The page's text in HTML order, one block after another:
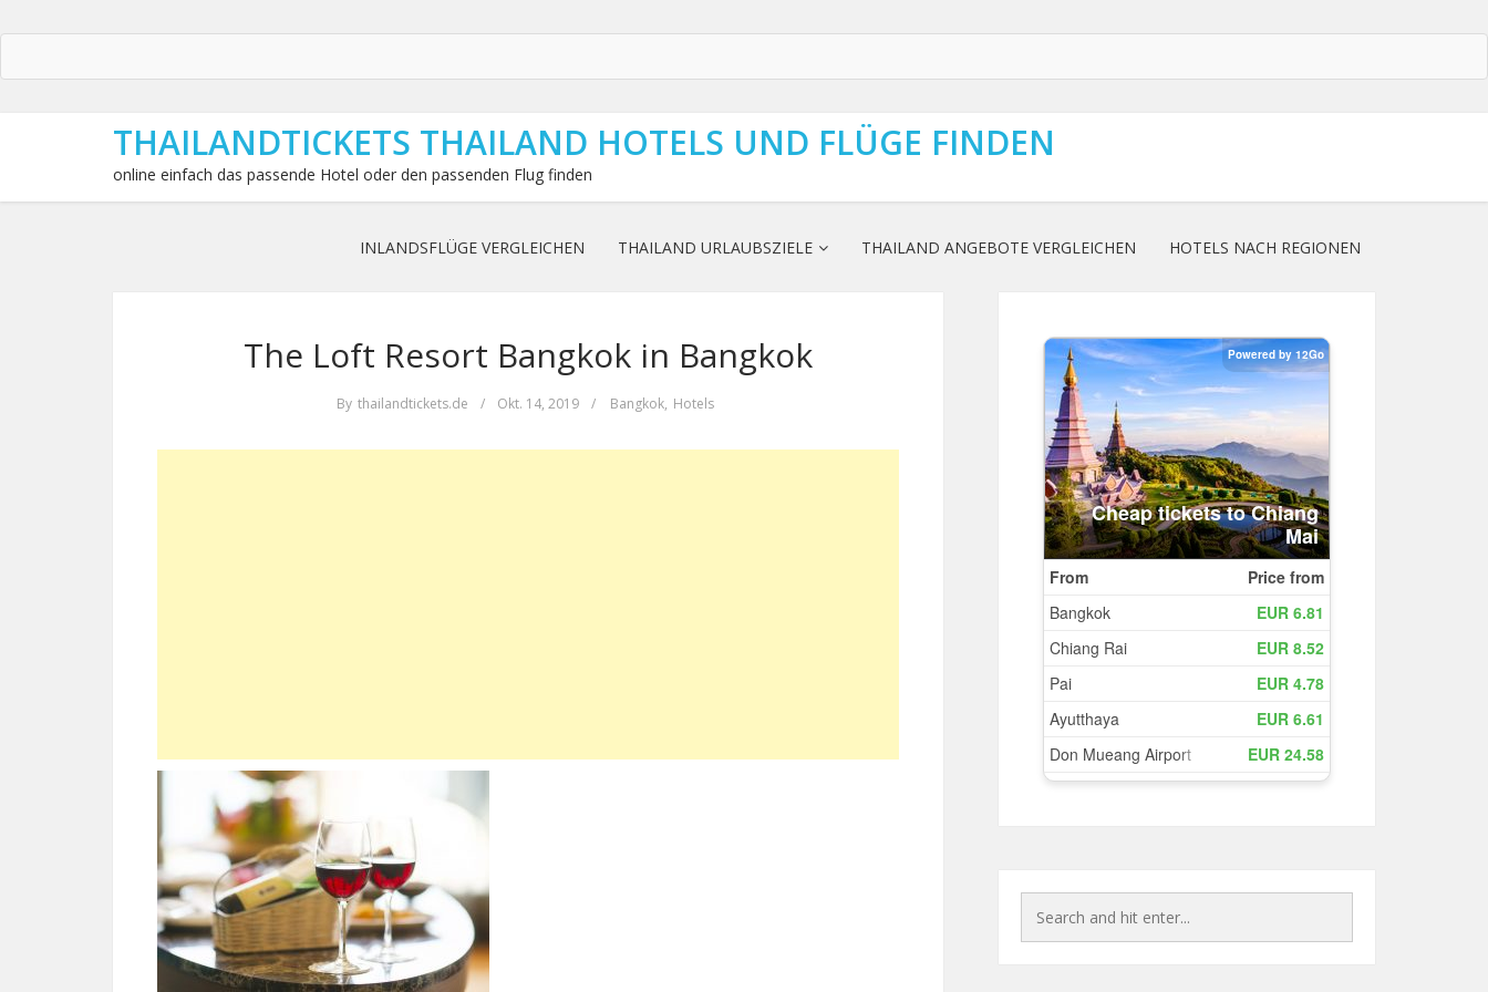
THAILANDTICKETS THAILAND HOTELS UND FLÜGE FINDEN
online einfach das passende Hotel oder den passenden Flug finden
INLANDSFLÜGE VERGLEICHEN THAILAND URLAUBSZIELE THAILAND ANGEBOTE VERGLEICHEN HOTELS NACH REGIONEN
The Loft Resort Bangkok in Bangkok
By thailandtickets.de / Okt. 14, 2019 / Bangkok, Hotels